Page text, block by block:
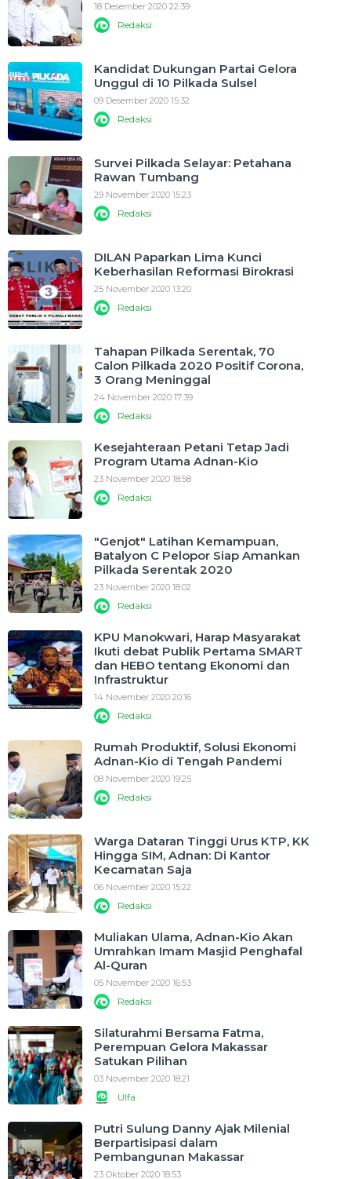
18 Desember 2020 22:39
Redaksi
Kandidat Dukungan Partai Gelora
Unggul di 10 Pilkada Sulsel
09 Desember 2020 15:32
Redaksi
Survei Pilkada Selayar: Petahana
Rawan Tumbang
29 November 2020 15:23
Redaksi
DILAN Paparkan Lima Kunci
Keberhasilan Reformasi Birokrasi
25 November 2020 13:20
Redaksi
Tahapan Pilkada Serentak, 70
Calon Pilkada 2020 Positif Corona,
3 Orang Meninggal
24 November 2020 17:39
Redaksi
Kesejahteraan Petani Tetap Jadi
Program Utama Adnan-Kio
23 November 2020 18:58
Redaksi
"Genjot" Latihan Kemampuan,
Batalyon C Pelopor Siap Amankan
Pilkada Serentak 2020
23 November 2020 18:02
Redaksi
KPU Manokwari, Harap Masyarakat
Ikuti debat Publik Pertama SMART
dan HEBO tentang Ekonomi dan
Infrastruktur
14 November 2020 20:16
Redaksi
Rumah Produktif, Solusi Ekonomi
Adnan-Kio di Tengah Pandemi
08 November 2020 19:25
Redaksi
Warga Dataran Tinggi Urus KTP, KK
Hingga SIM, Adnan: Di Kantor
Kecamatan Saja
06 November 2020 15:22
Redaksi
Muliakan Ulama, Adnan-Kio Akan
Umrahkan Imam Masjid Penghafal
Al-Quran
05 November 2020 16:53
Redaksi
Silaturahmi Bersama Fatma,
Perempuan Gelora Makassar
Satukan Pilihan
03 November 2020 18:21
Ulfa
Putri Sulung Danny Ajak Milenial
Berpartisipasi dalam
Pembangunan Makassar
23 Oktober 2020 18:53